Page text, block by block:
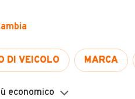
DI VEICOLO MARCA
economico